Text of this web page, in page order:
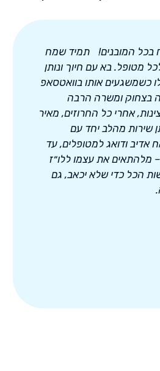
בכל המובנים! תמיד שמח
לכל מטופל. בא עם חיוך ונותן
כשמשגעים אותו בוואטסאפ
בצחוק ומשרה הרבה
אחרי כל החרוזים, מאיר
שירות מהלב יחד עם
אדיב ודואג למטופלים, עד
מלהתאים את עצמו ללו״ז
הכל כדי שלא יכאב, גם